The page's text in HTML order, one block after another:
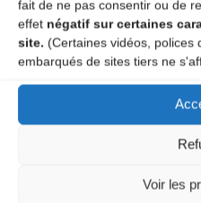
fait de ne pas consentir ou de
effet négatif sur certaines
site. (Certaines vidéos, polices
embarqués de sites tiers ne
Voir les
Votre adresse e-mail ne sera
obligatoires sont indiqués avec